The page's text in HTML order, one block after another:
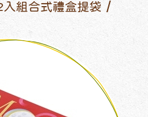
入組合式禮盒提袋